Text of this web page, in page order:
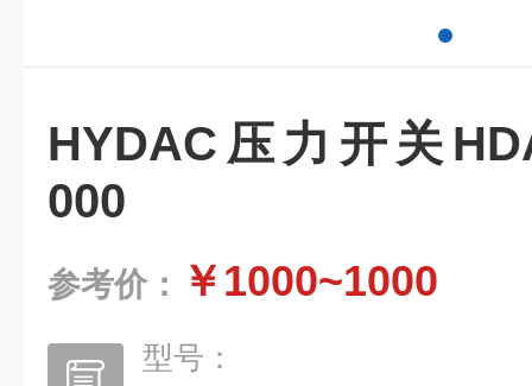
HYDAC压力开关
000
参考价： ￥1000~1000
型号：